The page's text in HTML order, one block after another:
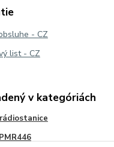
- CZ
list - CZ
v kategóriách